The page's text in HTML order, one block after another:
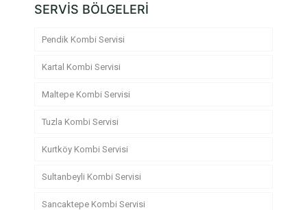
SERVİS BÖLGELERİ
Pendik Kombi Servisi
Kartal Kombi Servisi
Maltepe Kombi Servisi
Tuzla Kombi Servisi
Kurtköy Kombi Servisi
Sultanbeyli Kombi Servisi
Sancaktepe Kombi Servisi